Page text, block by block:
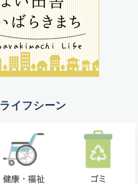
ライフシーン